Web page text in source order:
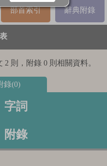
部首索引 辭典附錄
2 則，附錄 0 則相關資料。
錄(0)
字詞
附錄